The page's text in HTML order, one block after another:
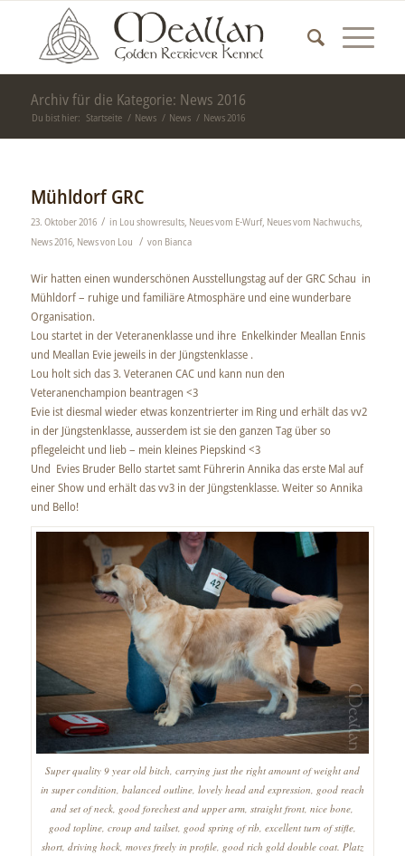
Archiv für die Kategorie: News 2016
Du bist hier: Startseite / News / News / News 2016
Mühldorf GRC
23. Oktober 2016 / in Lou showresults, Neues vom E-Wurf, Neues vom Nachwuchs,
News 2016, News von Lou / von Bianca
Wir hatten einen wunderschönen Ausstellungstag auf der GRC Schau in
Mühldorf – ruhige und familiäre Atmosphäre und eine wunderbare
Organisation.
Lou startet in der Veteranenklasse und ihre Enkelkinder Meallan Ennis
und Meallan Evie jeweils in der Jüngstenklasse .
Lou holt sich das 3. Veteranen CAC und kann nun den
Veteranenchampion beantragen <3
Evie ist diesmal wieder etwas konzentrierter im Ring und erhält das vv2
in der Jüngstenklasse, ausserdem ist sie den ganzen Tag über so
pflegeleicht und lieb – mein kleines Piepskind <3
Und Evies Bruder Bello startet samt Führerin Annika das erste Mal auf
einer Show und erhält das vv3 in der Jüngstenklasse. Weiter so Annika
und Bello!
Super quality 9 year old bitch, carrying just the right amount of weight and
in super condition, balanced outline, lovely head and expression, good reach
and set of neck, good forechest and upper arm, straight front, nice bone,
good topline, croup and tailset, good spring of rib, excellent turn of stifle,
short, driving hock, moves freely in profile, good rich gold double coat. Platz